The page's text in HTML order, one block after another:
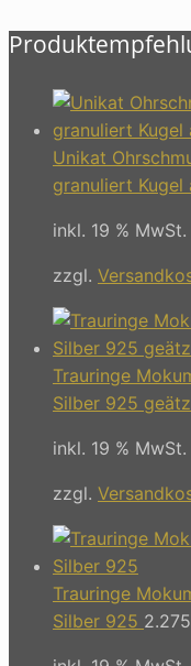
Unikat
granuliert Kugel
inkl. 19 % MwSt.
zzgl.
Trauringe
Silber 925
inkl. 19 % MwSt.
zzgl.
Trauringe
Silber 925